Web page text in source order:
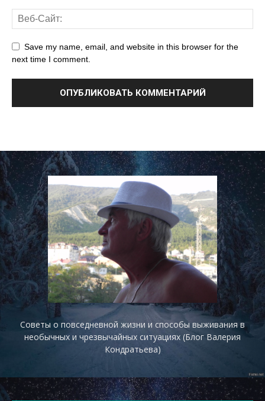
Save my name, email, and website in this browser for the
next time I comment.
Советы о повседневной жизни и способы выживания в
необычных и чрезвычайных ситуациях (Блог Валерия
Кондратьева)